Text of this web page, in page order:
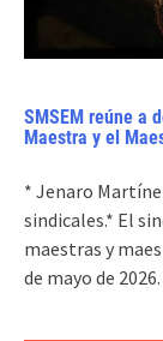
SMSEM reúne a
Maestra y el
* Jenaro
sindicales.* El
maestras y
de mayo de